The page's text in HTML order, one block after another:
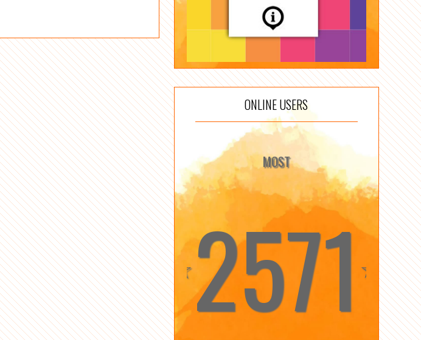
ONLINE USERS
MOST
☆2571☆